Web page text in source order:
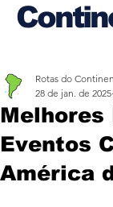
Melhores
Eventos
América
Rotas do
28 de jan. de 2025